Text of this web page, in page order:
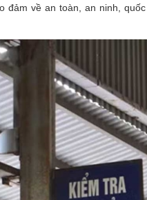
đảm về an toàn, an ninh,